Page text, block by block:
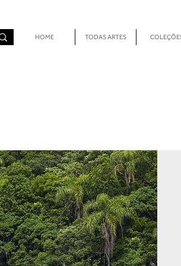
HOME TODAS ARTES